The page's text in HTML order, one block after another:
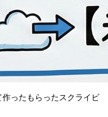
作ったもらったスクライビ